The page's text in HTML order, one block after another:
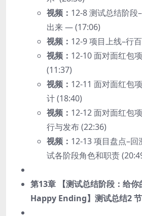
视频： 12-8 测试总结阶段
出来 — (17:06)
视频： 12-9 项目上线–行
视频： 12-10 面对面红包
(11:37)
视频： 12-11 面对面红包
计 (18:40)
视频： 12-12 面对面红包
行与发布 (22:36)
视频： 12-13 项目盘点–
试各阶段角色和职责
第13章 【测试总结阶段：给
Happy Ending】测试总结2